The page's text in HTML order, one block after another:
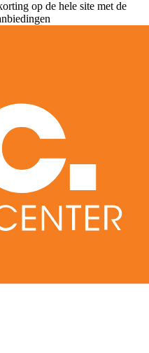
op de hele site met de